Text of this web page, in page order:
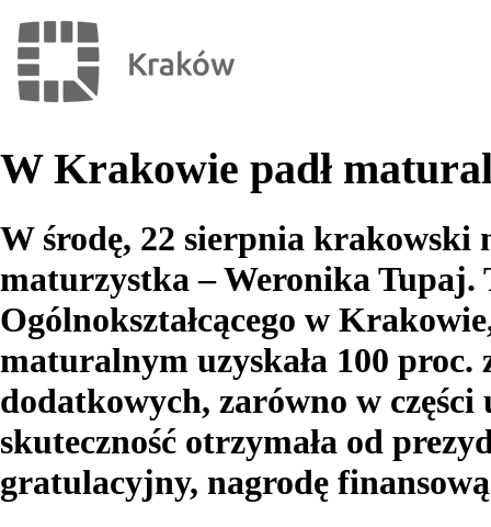
W Krakowie padł
W środę, 22 sierpnia krakowski
maturzystka – Weronika Tupaj.
Ogólnokształcącego w
maturalnym uzyskała 100
dodatkowych, zarówno w
skuteczność otrzymała od
gratulacyjny, nagrodę